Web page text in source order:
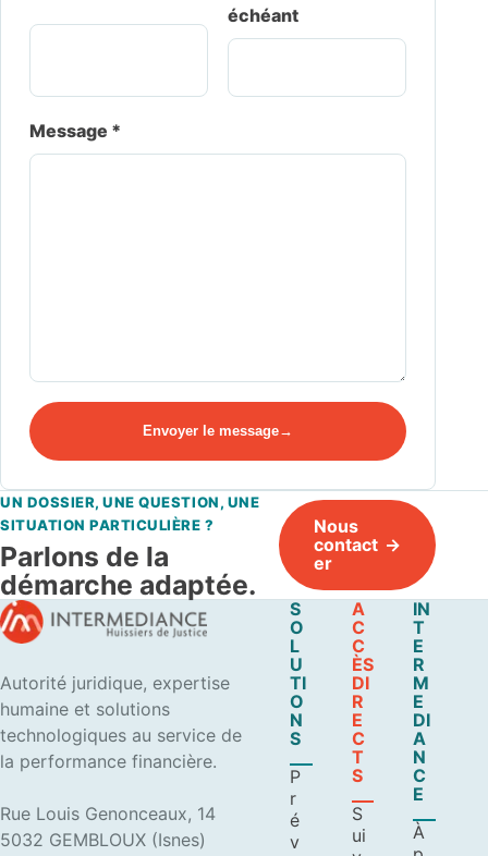
échéant
Message *
Envoyer le message
UN DOSSIER, UNE QUESTION, UNE
SITUATION PARTICULIÈRE ?
Parlons de la
démarche adaptée.
Nous
contact
er
Autorité juridique, expertise
humaine et solutions
technologiques au service de
la performance financière.
Rue Louis Genonceaux, 14
5032 GEMBLOUX (Isnes)
S
O
L
U
TI
O
N
S
P
r
é
v
A
C
C
ÈS
DI
R
E
C
T
S
S
ui
IN
T
E
R
M
E
DI
A
N
C
E
À